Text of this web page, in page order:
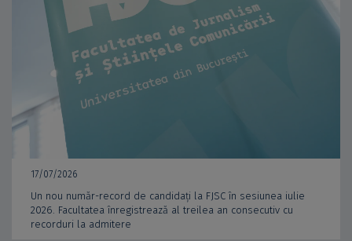
17/07/2026
Un nou număr-record de candidați la FJSC în sesiunea iulie
2026. Facultatea înregistrează al treilea an consecutiv cu
recorduri la admitere